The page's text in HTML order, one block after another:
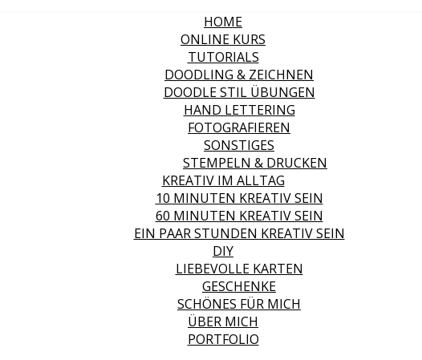
HOME
ONLINE KURS
TUTORIALS
DOODLING & ZEICHNEN
DOODLE STIL ÜBUNGEN
HAND LETTERING
FOTOGRAFIEREN
SONSTIGES
STEMPELN & DRUCKEN
KREATIV IM ALLTAG
10 MINUTEN KREATIV SEIN
60 MINUTEN KREATIV SEIN
EIN PAAR STUNDEN KREATIV SEIN
DIY
LIEBEVOLLE KARTEN
GESCHENKE
SCHÖNES FÜR MICH
ÜBER MICH
PORTFOLIO